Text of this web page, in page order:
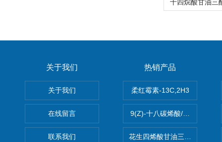
关于我们
关于我们
在线留言
联系我们
热销产品
柔红霉素-13C,2H3
9(Z)-十八碳烯酸/油酸
花生四烯酸甘油三酯(顺式-